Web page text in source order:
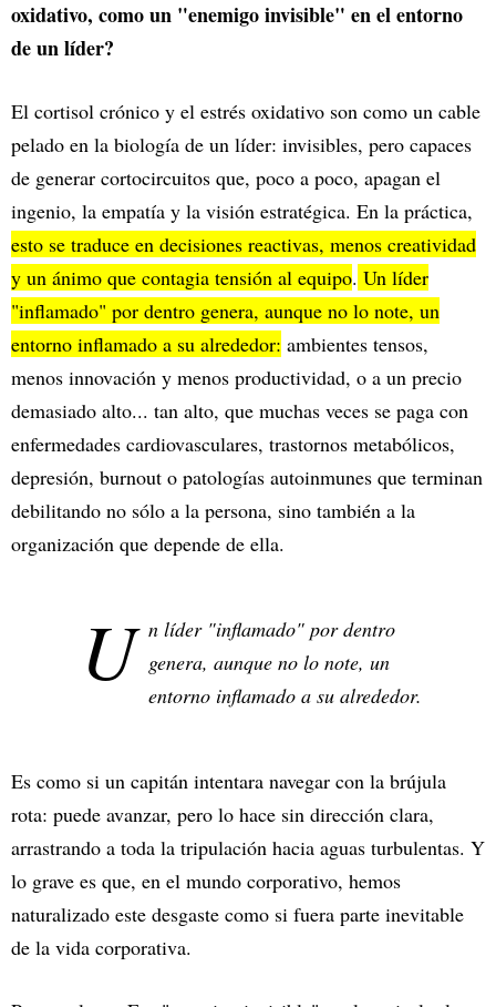
oxidativo, como un "enemigo invisible" en el entorno
de un líder?
El cortisol crónico y el estrés oxidativo son como un cable
pelado en la biología de un líder: invisibles, pero capaces
de generar cortocircuitos que, poco a poco, apagan el
ingenio, la empatía y la visión estratégica. En la práctica,
esto se traduce en decisiones reactivas, menos creatividad
y un ánimo que contagia tensión al equipo. Un líder
"inflamado" por dentro genera, aunque no lo note, un
entorno inflamado a su alrededor: ambientes tensos,
menos innovación y menos productividad, o a un precio
demasiado alto... tan alto, que muchas veces se paga con
enfermedades cardiovasculares, trastornos metabólicos,
depresión, burnout o patologías autoinmunes que terminan
debilitando no sólo a la persona, sino también a la
organización que depende de ella.
U n líder "inflamado" por dentro
genera, aunque no lo note, un
entorno inflamado a su alrededor.
Es como si un capitán intentara navegar con la brújula
rota: puede avanzar, pero lo hace sin dirección clara,
arrastrando a toda la tripulación hacia aguas turbulentas. Y
lo grave es que, en el mundo corporativo, hemos
naturalizado este desgaste como si fuera parte inevitable
de la vida corporativa.